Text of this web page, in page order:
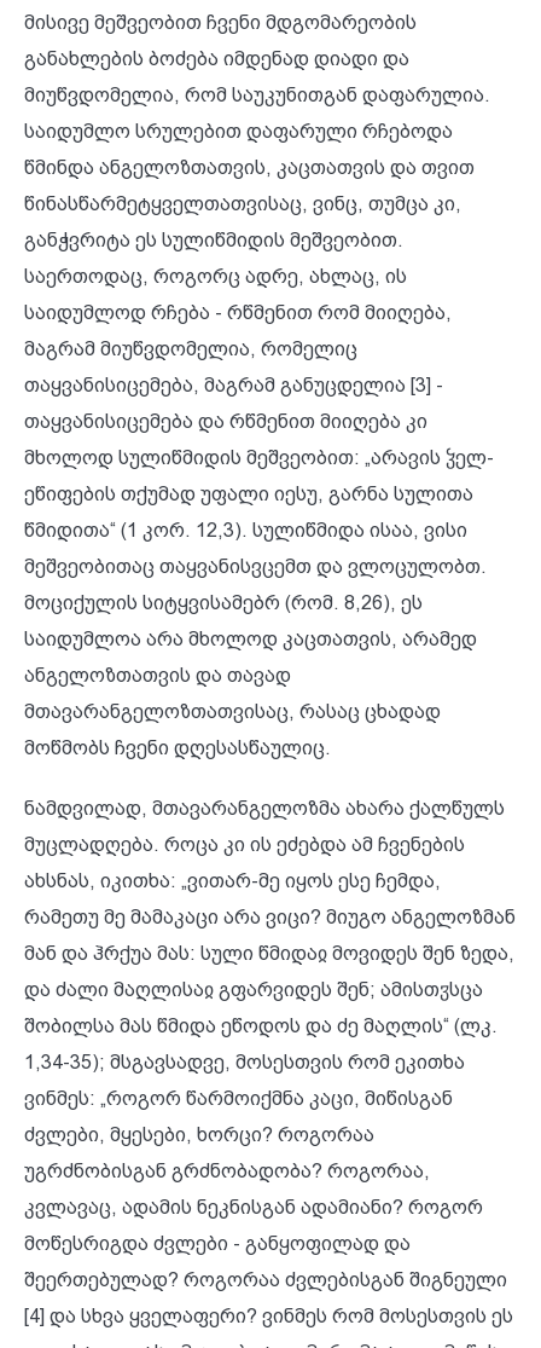
მისივე მეშვეობით ჩვენი მდგომარეობის
განახლების ბოძება იმდენად დიადი და
მიუწვდომელია, რომ საუკუნითგან დაფარულია.
საიდუმლო სრულებით დაფარული რჩებოდა
წმინდა ანგელოზთათვის, კაცთათვის და თვით
წინასწარმეტყველთათვისაც, ვინც, თუმცა კი,
განჭვრიტა ეს სულიწმიდის მეშვეობით.
საერთოდაც, როგორც ადრე, ახლაც, ის
საიდუმლოდ რჩება - რწმენით რომ მიიღება,
მაგრამ მიუწვდომელია, რომელიც
თაყვანისიცემება, მაგრამ განუცდელია [3] -
თაყვანისიცემება და რწმენით მიიღება კი
მხოლოდ სულიწმიდის მეშვეობით: „არავის ჴელ-
ეწიფების თქუმად უფალი იესუ, გარნა სულითა
წმიდითა“ (1 კორ. 12,3). სულიწმიდა ისაა, ვისი
მეშვეობითაც თაყვანისვცემთ და ვლოცულობთ.
მოციქულის სიტყვისამებრ (რომ. 8,26), ეს
საიდუმლოა არა მხოლოდ კაცთათვის, არამედ
ანგელოზთათვის და თავად
მთავარანგელოზთათვისაც, რასაც ცხადად
მოწმობს ჩვენი დღესასწაულიც.
ნამდვილად, მთავარანგელოზმა ახარა ქალწულს
მუცლადღება. როცა კი ის ეძებდა ამ ჩვენების
ახსნას, იკითხა: „ვითარ-მე იყოს ესე ჩემდა,
რამეთუ მე მამაკაცი არა ვიცი? მიუგო ანგელოზმან
მან და ჰრქუა მას: სული წმიდაჲ მოვიდეს შენ ზედა,
და ძალი მაღლისაჲ გფარვიდეს შენ; ამისთჳსცა
შობილსა მას წმიდა ეწოდოს და ძე მაღლის“ (ლკ.
1,34-35); მსგავსადვე, მოსესთვის რომ ეკითხა
ვინმეს: „როგორ წარმოიქმნა კაცი, მიწისგან
ძვლები, მყესები, ხორცი? როგორაა
უგრძნობისგან გრძნობადობა? როგორაა,
კვლავაც, ადამის ნეკნისგან ადამიანი? როგორ
მოწესრიგდა ძვლები - განყოფილად და
შეერთებულად? როგორაა ძვლებისგან შიგნეული
[4] და სხვა ყველაფერი? ვინმეს რომ მოსესთვის ეს